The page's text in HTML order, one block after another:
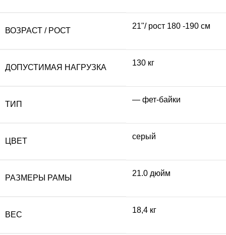
ВОЗРАСТ / РОСТ
21"/ рост 180 -190 см
ДОПУСТИМАЯ НАГРУЗКА
130 кг
ТИП
— фет-байки
ЦВЕТ
серый
РАЗМЕРЫ РАМЫ
21.0 дюйм
ВЕС
18,4 кг